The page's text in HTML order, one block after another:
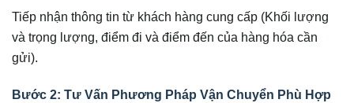
Tiếp nhận thông tin từ khách hàng cung cấp (Khối lượng
và trọng lượng, điểm đi và điểm đến của hàng hóa cần
gửi).
Bước 2: Tư Vấn Phương Pháp Vận Chuyển Phù Hợp